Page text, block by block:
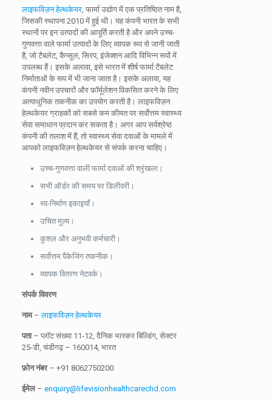
लाइफविज़न हेल्थकेयर, फार्मा उद्योग में एक प्रतिष्ठित नाम है,
जिसकी स्थापना 2010 में हुई थी। यह कंपनी भारत के सभी
स्थानों पर इन उत्पादों की आपूर्ति करती है और अपने उच्च-
गुणवत्ता वाले फार्मा उत्पादों के लिए व्यापक रूप से जानी जाती
है, जो टैबलेट, कैप्सूल, सिरप, इंजेक्शन आदि विभिन्न रूपों में
उपलब्ध हैं। इसके अलावा, इसे भारत में शीर्ष फार्मा टैबलेट
निर्माताओं के रूप में भी जाना जाता है। इसके अलावा, यह
कंपनी नवीन उपचारों और फ़ॉर्मूलेशन विकसित करने के लिए
अत्याधुनिक तकनीक का उपयोग करती है। लाइफविज़न
हेल्थकेयर ग्राहकों को सबसे कम कीमत पर सर्वोत्तम स्वास्थ्य
सेवा समाधान प्रदान कर सकता है। अगर आप सर्वश्रेष्ठ
कंपनी की तलाश में हैं, तो स्वास्थ्य सेवा दवाओं के मामले में
आपको लाइफविज़न हेल्थकेयर से संपर्क करना चाहिए।
उच्च-गुणवत्ता वाली फार्मा दवाओं की श्रृंखला।
सभी ऑर्डर की समय पर डिलीवरी।
स्व-निर्माण इकाइयाँ।
उचित मूल्य।
कुशल और अनुभवी कर्मचारी।
सर्वोत्तम पैकेजिंग तकनीक।
व्यापक वितरण नेटवर्क।
संपर्क विवरण
नाम –लाइफविज़न हेल्थकेयर
पता – प्लॉट संख्या 11-12, दैनिक भास्कर बिल्डिंग, सेक्टर
25-डी, चंडीगढ़ – 160014, भारत
फ़ोन नंबर– +91 8062750200
ईमेल– enquiry@lifevisionhealthcarechd.com